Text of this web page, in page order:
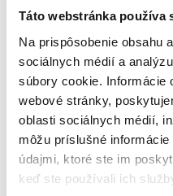
Táto webstránka používa
Na prispôsobenie obsahu
sociálnych médií a
súbory cookie. Informácie
webové stránky,
oblasti sociálnych médií,
môžu príslušné
údajmi, ktoré ste im
keď ste používali ich
zdobenia. Toto sú niektoré
pre ľudí, ktorí chcú vyzerať
dome.
Chcete sa starať o svoje
hliníkové záclonové tyče.
štýlové, funkčné a odolné.
štýlové a cenovo
voľbou.
Hliníkové stropné